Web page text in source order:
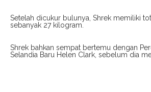
Setelah dicukur bulunya, Shrek memiliki
sebanyak 27 kilogram.
Shrek bahkan sempat bertemu dengan
Selandia Baru Helen Clark, sebelum dia